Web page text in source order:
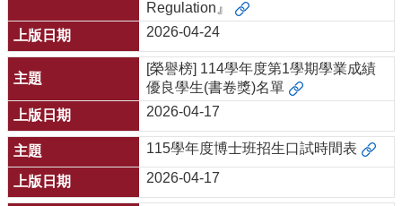
Regulation』
2026-04-24
[榮譽榜] 114學年度第1學期學業成績
優良學生(書卷獎)名單
2026-04-17
115學年度博士班招生口試時間表
2026-04-17